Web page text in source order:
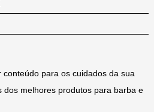
para os cuidados da sua
dos melhores produtos para barba e